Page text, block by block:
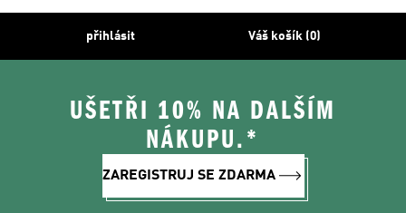
přihlásit Váš košík (0)
UŠETŘI 10% NA DALŠÍM
NÁKUPU.*
ZAREGISTRUJ SE ZDARMA